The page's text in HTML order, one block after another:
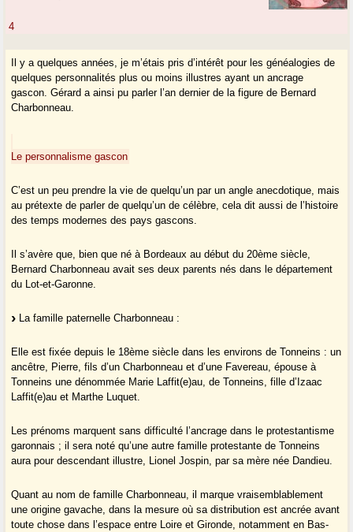
4
Il y a quelques années, je m’étais pris d’intérêt pour les généalogies de
quelques personnalités plus ou moins illustres ayant un ancrage
gascon. Gérard a ainsi pu parler l’an dernier de la figure de Bernard
Charbonneau.
Le personnalisme gascon
C’est un peu prendre la vie de quelqu’un par un angle anecdotique, mais
au prétexte de parler de quelqu’un de célèbre, cela dit aussi de l’histoire
des temps modernes des pays gascons.
Il s’avère que, bien que né à Bordeaux au début du 20ème siècle,
Bernard Charbonneau avait ses deux parents nés dans le département
du Lot-et-Garonne.
La famille paternelle Charbonneau :
Elle est fixée depuis le 18ème siècle dans les environs de Tonneins : un
ancêtre, Pierre, fils d’un Charbonneau et d’une Favereau, épouse à
Tonneins une dénommée Marie Laffit(e)au, de Tonneins, fille d’Izaac
Laffit(e)au et Marthe Luquet.
Les prénoms marquent sans difficulté l’ancrage dans le protestantisme
garonnais ; il sera noté qu’une autre famille protestante de Tonneins
aura pour descendant illustre, Lionel Jospin, par sa mère née Dandieu.
Quant au nom de famille Charbonneau, il marque vraisemblablement
une origine gavache, dans la mesure où sa distribution est ancrée avant
toute chose dans l’espace entre Loire et Gironde, notamment en Bas-